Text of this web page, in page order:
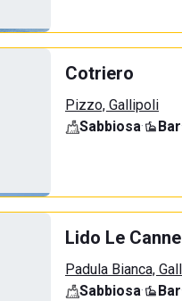
Cotriero
Pizzo, Gallipoli
Sabbiosa· Bar
Lido Le Canne
Padula Bianca,
Sabbiosa· Bar